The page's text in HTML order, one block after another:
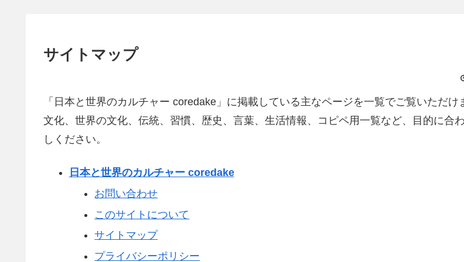
サイトマップ
「日本と世界のカルチャー coredake」に掲載している主なページを一覧でご覧いただけ
文化、世界の文化、伝統、習慣、歴史、言葉、生活情報、コピペ用一覧など、目的に合
しください。
日本と世界のカルチャー coredake
お問い合わせ
このサイトについて
サイトマップ
プライバシーポリシー